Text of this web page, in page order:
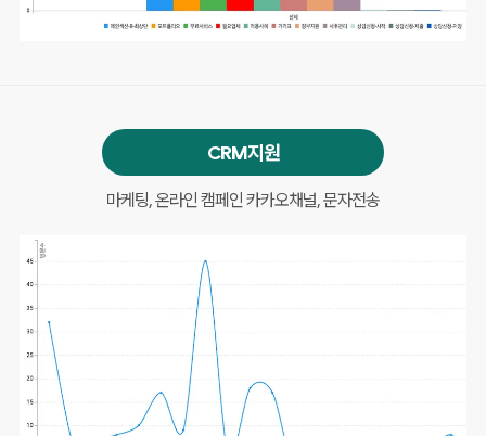
CRM지원
마케팅, 온라인 캠페인 카카오채널, 문자전송